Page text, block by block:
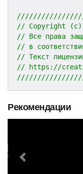
// Copyright (c)
// Все права
// в
// Текст
// https://
Рекомендации
e